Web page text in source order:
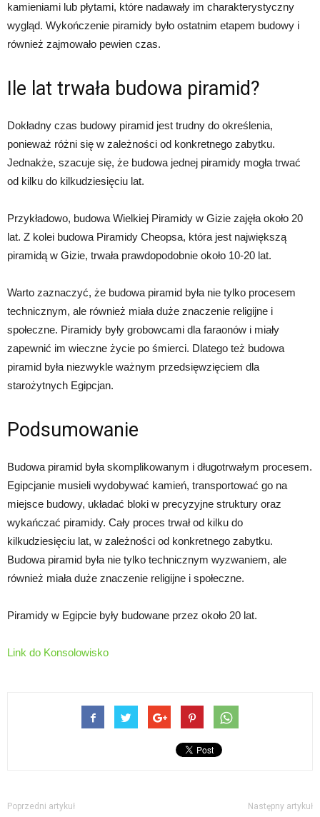
kamieniami lub płytami, które nadawały im charakterystyczny
wygląd. Wykończenie piramidy było ostatnim etapem budowy i
również zajmowało pewien czas.
Ile lat trwała budowa piramid?
Dokładny czas budowy piramid jest trudny do określenia,
ponieważ różni się w zależności od konkretnego zabytku.
Jednakże, szacuje się, że budowa jednej piramidy mogła trwać
od kilku do kilkudziesięciu lat.
Przykładowo, budowa Wielkiej Piramidy w Gizie zajęła około 20
lat. Z kolei budowa Piramidy Cheopsa, która jest największą
piramidą w Gizie, trwała prawdopodobnie około 10-20 lat.
Warto zaznaczyć, że budowa piramid była nie tylko procesem
technicznym, ale również miała duże znaczenie religijne i
społeczne. Piramidy były grobowcami dla faraonów i miały
zapewnić im wieczne życie po śmierci. Dlatego też budowa
piramid była niezwykle ważnym przedsięwzięciem dla
starożytnych Egipcjan.
Podsumowanie
Budowa piramid była skomplikowanym i długotrwałym procesem.
Egipcjanie musieli wydobywać kamień, transportować go na
miejsce budowy, układać bloki w precyzyjne struktury oraz
wykańczać piramidy. Cały proces trwał od kilku do
kilkudziesięciu lat, w zależności od konkretnego zabytku.
Budowa piramid była nie tylko technicznym wyzwaniem, ale
również miała duże znaczenie religijne i społeczne.
Piramidy w Egipcie były budowane przez około 20 lat.
Link do Konsolowisko
Poprzedni artykuł Następny artykuł